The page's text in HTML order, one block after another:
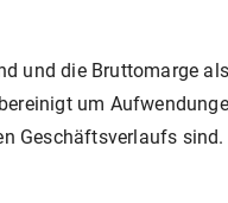
und die Bruttomarge
um
Geschäftsverlaufs sind.